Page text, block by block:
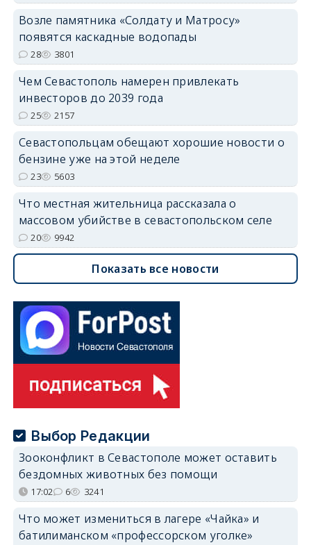
Возле памятника «Солдату и Матросу»
появятся каскадные водопады
28 3801
Чем Севастополь намерен привлекать
инвесторов до 2039 года
25 2157
Севастопольцам обещают хорошие новости о
бензине уже на этой неделе
23 5603
Что местная жительница рассказала о
массовом убийстве в севастопольском селе
20 9942
Показать все новости
Выбор Редакции
Зооконфликт в Севастополе может оставить
бездомных животных без помощи
17:02 6 3241
Что может измениться в лагере «Чайка» и
батилиманском «профессорском уголке»